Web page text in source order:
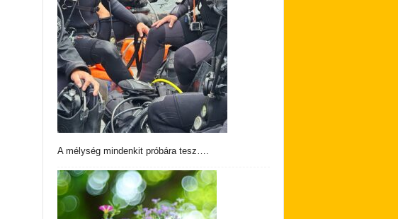
A mélység mindenkit próbára tesz….